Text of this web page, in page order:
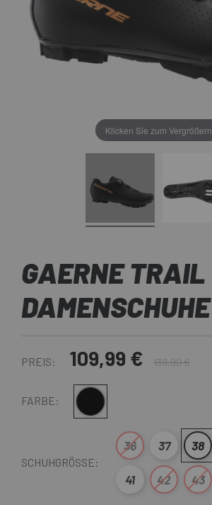
Klicken Sie zum Vergrößern
GAERNE TRAIL
DAMENSCHUHE
PREIS: 109,99 € 139,90 €
FARBE: Schwarz
SCHUHGRÖSSE:
36 37 38
41 42 43